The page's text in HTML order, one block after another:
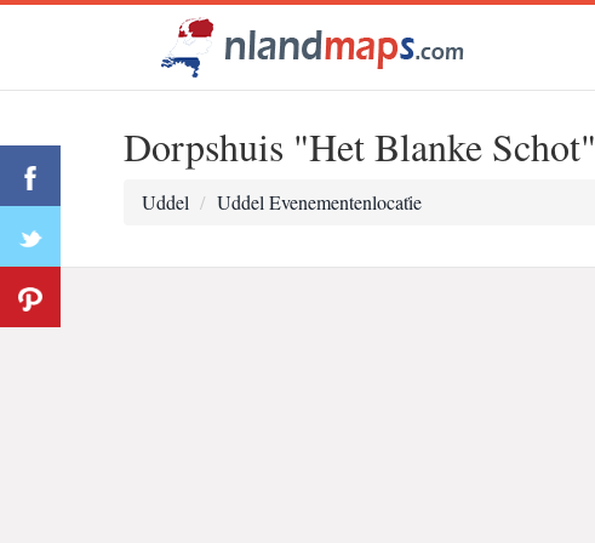
Dorpshuis "Het Blanke Schot"
Uddel Uddel Evenementenlocati̇e